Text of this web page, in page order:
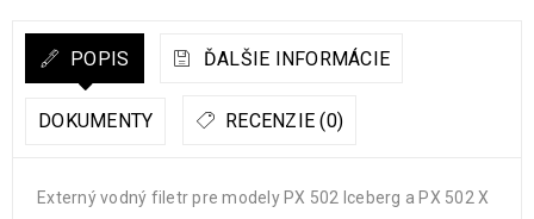
POPIS ĎALŠIE INFORMÁCIE
DOKUMENTY RECENZIE (0)
Externý vodný filetr pre modely PX 502 Iceberg a PX 502 X